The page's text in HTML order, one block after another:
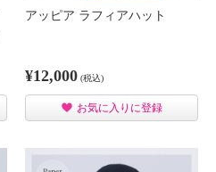
アッピア ラフィアハット
¥12,000 (税込)
お気に入りに登録